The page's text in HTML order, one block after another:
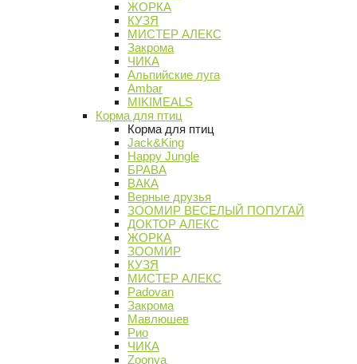
ЖОРКА
КУЗЯ
МИСТЕР АЛЕКС
Закрома
ЧИКА
Альпийские луга
Ambar
MIKIMEALS
Корма для птиц
Корма для птиц
Jack&King
Happy Jungle
БРАВА
ВАКА
Верные друзья
ЗООМИР ВЕСЕЛЫЙ ПОПУГАЙ
ДОКТОР АЛЕКС
ЖОРКА
ЗООМИР
КУЗЯ
МИСТЕР АЛЕКС
Padovan
Закрома
Мавлюшев
Рио
ЧИКА
Zoonya